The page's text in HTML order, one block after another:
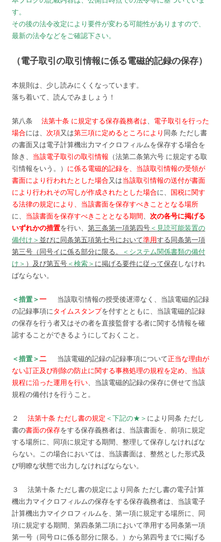
す。
その後の法令改定により要件が変わる可能性がありますので、
最新の法令などをご確認下さい。
（電子取引の取引情報に係る電磁的記録の保存）
本規則は、少し読みにくくなっています。
落ち着いて、読んでみましょう！
第八条 法第十条 に規定する保存義務者は
電子取引を行った
場合には、 次項又は第三項に定めるところにより 同条 ただし書
の書面又は電子計算機出力マイクロフィルムを保存する場合を
除き、 当該電子取引の取引情報 （法第二条第六号 に規定する取
引情報をいう。） に係る電磁的記録を、当該取引情報の受領が
書面により行われたとした場合又は当該取引情報の送付が書面
により行われその写しが作成されたとした場合に、 国税に関す
る法律の規定により、当該書面を保存すべきこととなる場所
に、 当該書面を保存すべきこととなる期間
次の各号に掲げる
いずれかの措置を行い、 第三条第一項第四号＜見読可能装置の
備付け＞ 並びに同条第五項第七号において準用する同条第一項
第三号（同号イに係る部分に限る。
＜システム関係書類の備付
け＞ ）及び第五号＜検索＞ に掲げる要件に従って保存しなけれ
ばならない。
＜措置＞一
当該取引情報の授受後遅滞なく、当該電磁的記録
の記録事項に タイムスタンプを付すとともに、当該電磁的記録
の保存を行う者又はその者を直接監督する者に関する情報を確
認することができるようにしておくこと。
＜措置＞二 当該電磁的記録の記録事項について正当な理由が
ない訂正及び削除の防止に関する事務処理の規程を定め、当該
規程に沿った運用を行い 、当該電磁的記録の保存に併せて当該
規程の備付けを行うこと。
２ 法第十条 ただし書の規定 ＜下記の★＞ により同条 ただし
書の書面の保存をする保存義務者は、当該書面を、前項に規定
する場所に、同項に規定する期間、整理して保存しなければな
らない。この場合においては、当該書面は、整然とした形式及
び明瞭な状態で出力しなければならない。
３ 法第十条 ただし書の規定により同条 ただし書の電子計算
機出力マイクロフィルムの保存をする保存義務者は、当該電子
計算機出力マイクロフィルムを、第一項に規定する場所に、同
項に規定する期間、第四条第二項において準用する同条第一項
第一号（同号ロに係る部分に限る。）から第四号までに掲げる